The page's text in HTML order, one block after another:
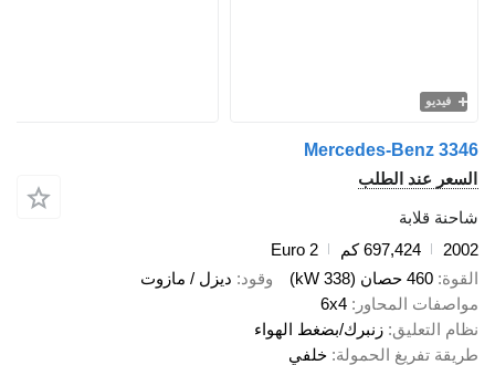
Mercedes-Benz
عند الطلب
697,424 كم
Euro 2
460 حصان (338 kW)
وقود
ديزل / مازوت
المحاور
6x4
زنبرك/بضغط الهواء
الحمولة
خلفي